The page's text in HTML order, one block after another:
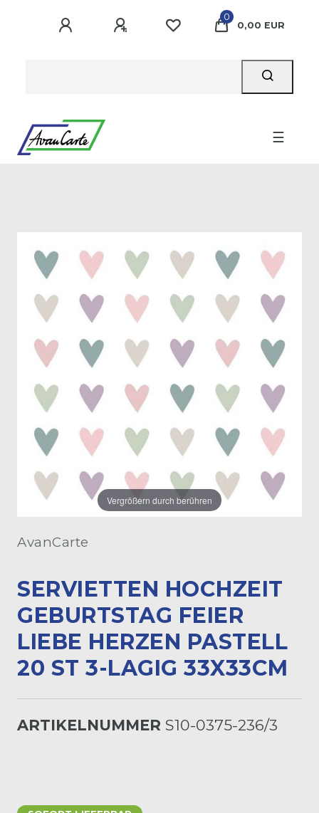
0
0,00 EUR
☰
Vergrößern durch berühren
AvanCarte
SERVIETTEN HOCHZEIT
GEBURTSTAG FEIER
LIEBE HERZEN PASTELL
20 ST 3-LAGIG 33X33CM
ARTIKELNUMMER S10-0375-236/3